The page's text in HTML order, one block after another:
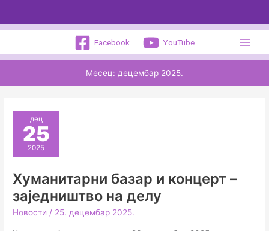
садржај
Facebook
YouTube
Месец: децембар 2025.
дец
25
2025
Хуманитарни базар и концерт –
заједништво на делу
Новости / 25. децембар 2025.